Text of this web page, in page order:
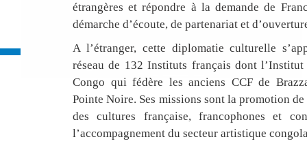
étrangères et répondre à la demande de
démarche d’écoute, de partenariat et
A l’étranger, cette diplomatie culturelle
réseau de 132 Instituts français dont
Congo qui fédère les anciens CCF de
Pointe Noire. Ses missions sont la promotion
des cultures française, francophones et
l’accompagnement du secteur artistique